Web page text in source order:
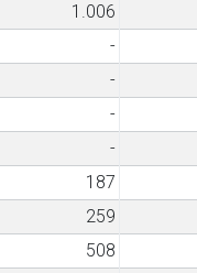
1.006
-
-
-
-
187
259
508